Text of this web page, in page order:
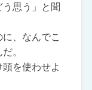
思う」と聞
、なんでこ
。
を使わせよ